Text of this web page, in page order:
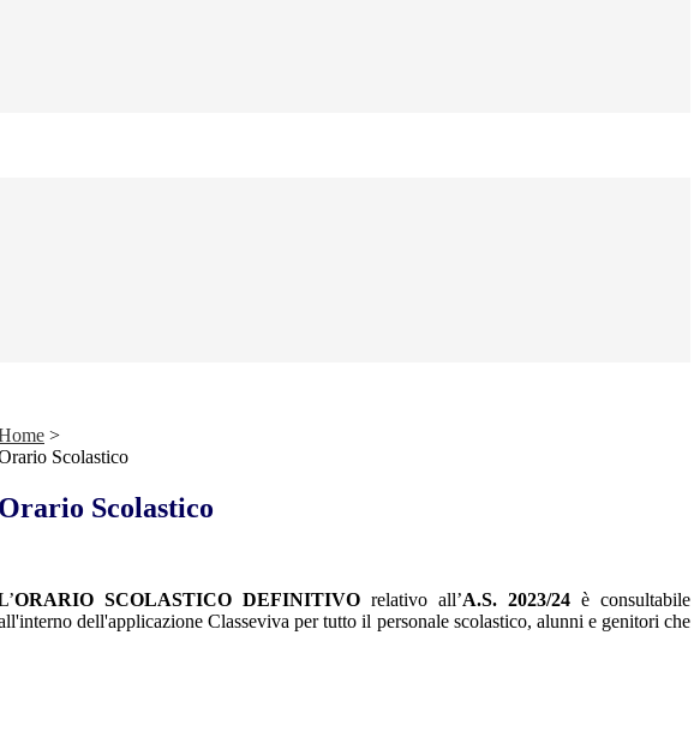
>
Scolastico
Orario Scolastico
ORARIO SCOLASTICO DEFINITIVO relativo all’A.S. 2023/24 è consultabile
dell'applicazione Classeviva per tutto il personale scolastico, alunni e genitori che